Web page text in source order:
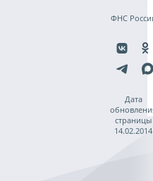
ФНС
Дата
страницы
14.02.2014